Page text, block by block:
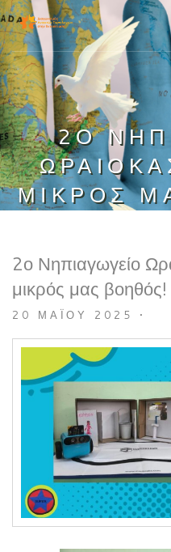
2Ο
ΜΙΚΡΌΣ
2ο Νηπιαγωγείο
μικρός μας βοηθός!
20 ΜΑΪ́ΟΥ 2025 •